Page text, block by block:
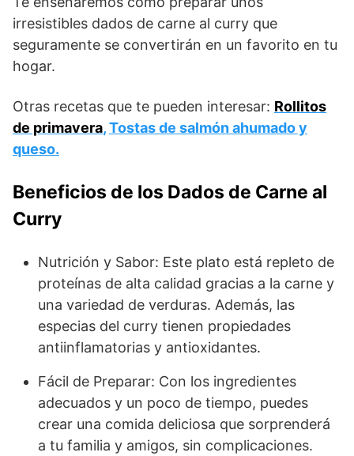
irresistibles dados de carne al curry que
seguramente se convertirán en un favorito en tu
hogar.
Otras recetas que te pueden interesar: Rollitos
de primavera,Tostas de salmón ahumado y
queso.
Beneficios de los Dados de Carne al
Curry
Nutrición y Sabor: Este plato está repleto de
proteínas de alta calidad gracias a la carne y
una variedad de verduras. Además, las
especias del curry tienen propiedades
antiinflamatorias y antioxidantes.
Fácil de Preparar: Con los ingredientes
adecuados y un poco de tiempo, puedes
crear una comida deliciosa que sorprenderá
a tu familia y amigos, sin complicaciones.